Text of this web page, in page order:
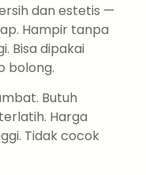
dan estetis —
Hampir tanpa
Bisa dipakai
bolong.
Butuh
Harga
Tidak cocok